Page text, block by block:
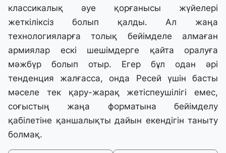
классикалық әуе қорғанысы жүйелері
жеткіліксіз болып қалды. Ал жаңа
технологияларға толық бейімделе алмаған
армиялар ескі шешімдерге қайта оралуға
мәжбүр болып отыр. Егер бұл одан әрі
тенденция жалғасса, онда Ресей үшін басты
мәселе тек қару-жарақ жетіспеушілігі емес,
соғыстың жаңа форматына бейімделу
қабілетіне қаншалықты дайын екендігін таныту
болмақ.